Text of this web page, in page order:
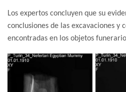
Los expertos concluyen que su
conclusiones de las excavaciones y
encontradas en los objetos